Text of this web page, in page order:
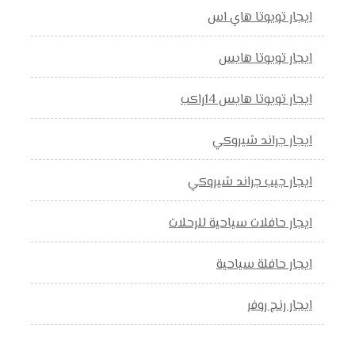
ايجار تويوتا هاي اس
ايجار تويوتا هايس
ايجار تويوتا هايس 14راكب
ايجار جراند شيروكي
ايجار جيب جراند شيروكي
ايجار حافلات سياحية للرحلات
ايجار حافلة سياحية
ايجار رنج روفر